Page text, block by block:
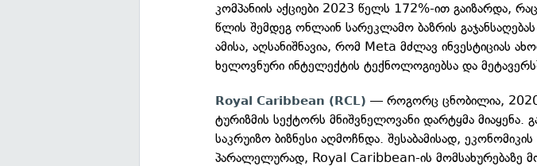
კომპანიის აქციები 2023 წელს 172%-ით გაიზარდა,
წლის შემდეგ ონლაინ სარეკლამო ბაზრის
ამისა, აღსანიშნავია, რომ Meta მძლავ ინვესტიციას
ხელოვნური ინტელექტის ტექნოლოგიებსა და
Royal Caribbean (RCL) — როგორც ცნობილია, 2020
ტურიზმის სექტორს მნიშვნელოვანი დარტყმა მიაყენა.
საკრუიზო ბიზნესი აღმოჩნდა. შესაბამისად,
პარალელურად, Royal Caribbean-ის მომსახურებაზე